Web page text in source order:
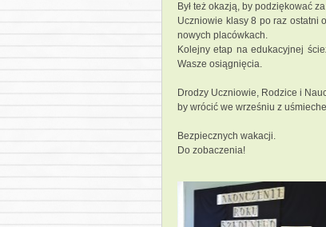
Był też okazją, by podziękować
Uczniowie klasy 8 po raz ostatni
nowych placówkach.
Kolejny etap na edukacyjnej
Wasze osiągnięcia.
Drodzy Uczniowie, Rodzice i
by wrócić we wrześniu z
Bezpiecznych wakacji.
Do zobaczenia!